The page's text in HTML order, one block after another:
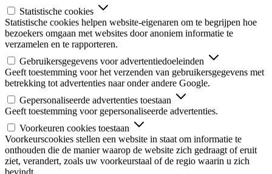
Statistische cookies
Statistische cookies helpen website-eigenaren om te begrijpen hoe
bezoekers omgaan met websites door anoniem informatie te
verzamelen en te rapporteren.
Gebruikersgegevens voor advertentiedoeleinden
Geeft toestemming voor het verzenden van gebruikersgegevens met
betrekking tot advertenties naar onder andere Google.
Gepersonaliseerde advertenties toestaan
Geeft toestemming voor gepersonaliseerde advertenties.
Voorkeuren cookies toestaan
Voorkeurscookies stellen een website in staat om informatie te
onthouden die de manier waarop de website zich gedraagt of eruit
ziet, verandert, zoals uw voorkeurstaal of de regio waarin u zich
bevindt.